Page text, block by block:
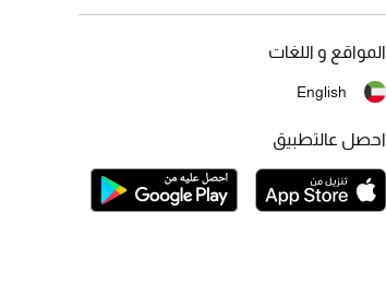
المواقع و اللغات
English
احصل عالتطبيق